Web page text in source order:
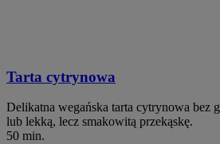
Tarta cytrynowa
Delikatna wegańska tarta cytrynowa bez
lub lekką, lecz smakowitą przekąskę.
50 min.